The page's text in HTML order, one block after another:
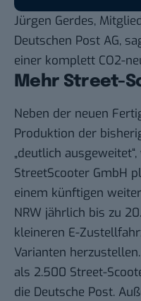
Jürgen Gerdes,
Deutschen Post AG,
einer komplett CO2-
Mehr Street-
Neben der neuen
Produktion der
„deutlich
StreetScooter GmbH
einem künftigen
NRW jährlich bis zu
kleineren E-
Varianten
als 2.500 Street-
die Deutsche Post.